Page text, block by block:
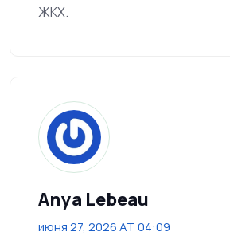
ЖКХ.
Anya Lebeau
июня 27, 2026 AT 04:09